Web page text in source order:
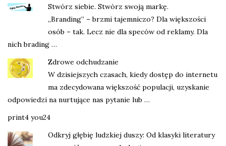
Stwórz siebie. Stwórz swoją markę.
„Branding” – brzmi tajemniczo? Dla większości
osób – tak. Lecz nie dla speców od reklamy. Dla
nich brading …
Zdrowe odchudzanie
W dzisiejszych czasach, kiedy dostęp do internetu
ma zdecydowana większość populacji, uzyskanie
odpowiedzi na nurtujące nas pytanie lub …
print4 you24
Odkryj głębię ludzkiej duszy: Od klasyki literatury